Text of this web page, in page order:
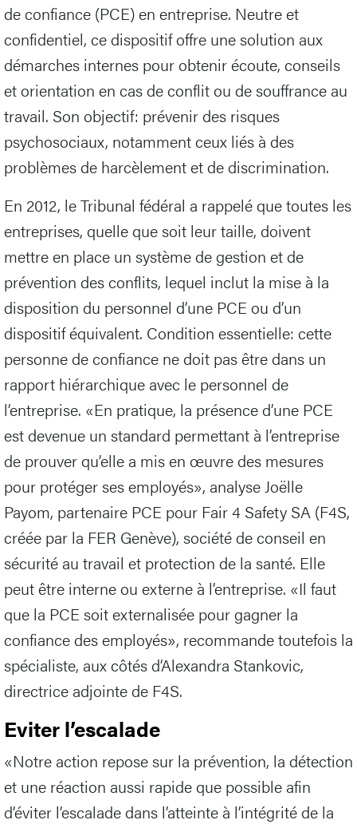
de confiance (PCE) en entreprise. Neutre et
confidentiel, ce dispositif offre une solution aux
démarches internes pour obtenir écoute, conseils
et orientation en cas de conflit ou de souffrance au
travail. Son objectif: prévenir des risques
psychosociaux, notamment ceux liés à des
problèmes de harcèlement et de discrimination.
En 2012, le Tribunal fédéral a rappelé que toutes les
entreprises, quelle que soit leur taille, doivent
mettre en place un système de gestion et de
prévention des conflits, lequel inclut la mise à la
disposition du personnel d’une PCE ou d’un
dispositif équivalent. Condition essentielle: cette
personne de confiance ne doit pas être dans un
rapport hiérarchique avec le personnel de
l’entreprise. «En pratique, la présence d’une PCE
est devenue un standard permettant à l’entreprise
de prouver qu’elle a mis en œuvre des mesures
pour protéger ses employés», analyse Joëlle
Payom, partenaire PCE pour Fair 4 Safety SA (F4S,
créée par la FER Genève), société de conseil en
sécurité au travail et protection de la santé. Elle
peut être interne ou externe à l’entreprise. «Il faut
que la PCE soit externalisée pour gagner la
confiance des employés», recommande toutefois la
spécialiste, aux côtés d’Alexandra Stankovic,
directrice adjointe de F4S.
Eviter l’escalade
«Notre action repose sur la prévention, la détection
et une réaction aussi rapide que possible afin
d’éviter l’escalade dans l’atteinte à l’intégrité de la